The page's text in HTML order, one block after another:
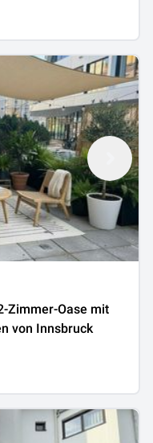
Zimmer-Oase mit
von Innsbruck